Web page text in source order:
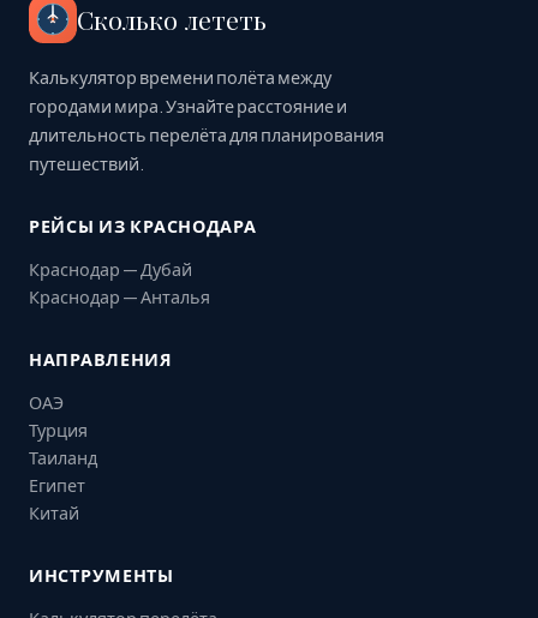
Сколько лететь
Калькулятор времени полёта между
городами мира. Узнайте расстояние и
длительность перелёта для планирования
путешествий.
РЕЙСЫ ИЗ КРАСНОДАРА
Краснодар — Дубай
Краснодар — Анталья
НАПРАВЛЕНИЯ
ОАЭ
Турция
Таиланд
Египет
Китай
ИНСТРУМЕНТЫ